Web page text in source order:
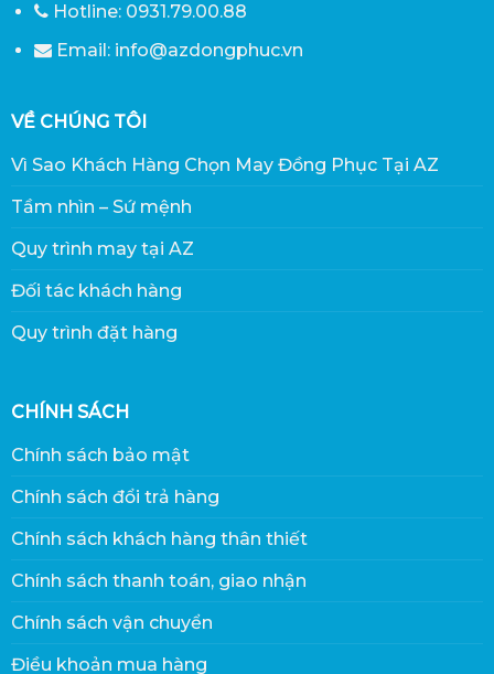
Hotline: 0931.79.00.88
Email: info@azdongphuc.vn
VỀ CHÚNG TÔI
Vì Sao Khách Hàng Chọn May Đồng Phục Tại AZ
Tầm nhìn – Sứ mệnh
Quy trình may tại AZ
Đối tác khách hàng
Quy trình đặt hàng
CHÍNH SÁCH
Chính sách bảo mật
Chính sách đổi trả hàng
Chính sách khách hàng thân thiết
Chính sách thanh toán, giao nhận
Chính sách vận chuyển
Điều khoản mua hàng